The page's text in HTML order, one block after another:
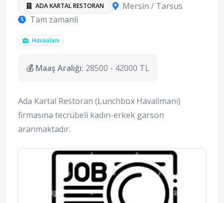
ADA KARTAL RESTORAN
Mersin / Tarsus
Tam zamanli
Havaalanı
💰 Maaş Aralığı: 28500 - 42000 TL
Ada Kartal Restoran (Lunchbox Havalimanı)
firmasına tecrübeli kadın-erkek garson
aranmaktadır.